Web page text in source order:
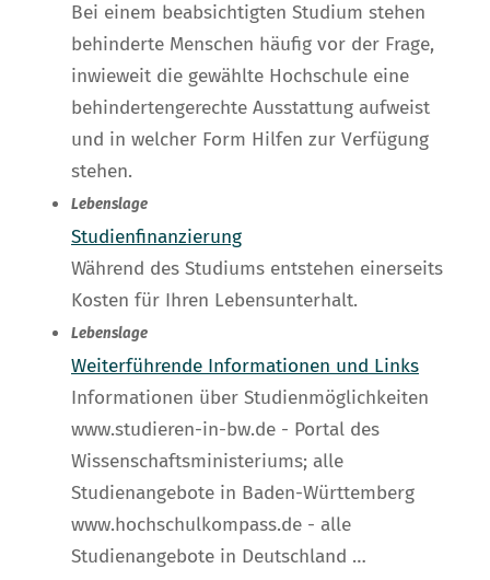
Bei einem beabsichtigten Studium stehen
behinderte Menschen häufig vor der Frage,
inwieweit die gewählte Hochschule eine
behindertengerechte Ausstattung aufweist
und in welcher Form Hilfen zur Verfügung
stehen.
Lebenslage
Studienfinanzierung
Während des Studiums entstehen einerseits
Kosten für Ihren Lebensunterhalt.
Lebenslage
Weiterführende Informationen und Links
Informationen über Studienmöglichkeiten
www.studieren-in-bw.de - Portal des
Wissenschaftsministeriums; alle
Studienangebote in Baden-Württemberg
www.hochschulkompass.de - alle
Studienangebote in Deutschland …